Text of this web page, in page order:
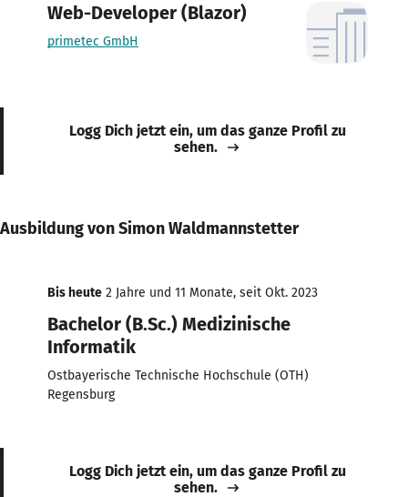
Web-Developer (Blazor)
primetec GmbH
Logg Dich jetzt ein, um das ganze Profil zu
sehen.
Ausbildung von Simon Waldmannstetter
Bis heute 2 Jahre und 11 Monate, seit Okt. 2023
Bachelor (B.Sc.) Medizinische
Informatik
Ostbayerische Technische Hochschule (OTH)
Regensburg
Logg Dich jetzt ein, um das ganze Profil zu
sehen.